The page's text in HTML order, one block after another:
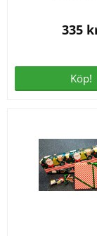
335
Köp!